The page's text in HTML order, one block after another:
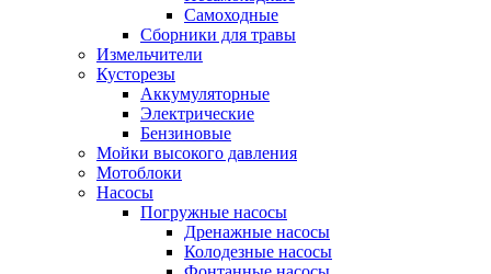
Самоходные
Сборники для травы
Измельчители
Кусторезы
Аккумуляторные
Электрические
Бензиновые
Мойки высокого давления
Мотоблоки
Насосы
Погружные насосы
Дренажные насосы
Колодезные насосы